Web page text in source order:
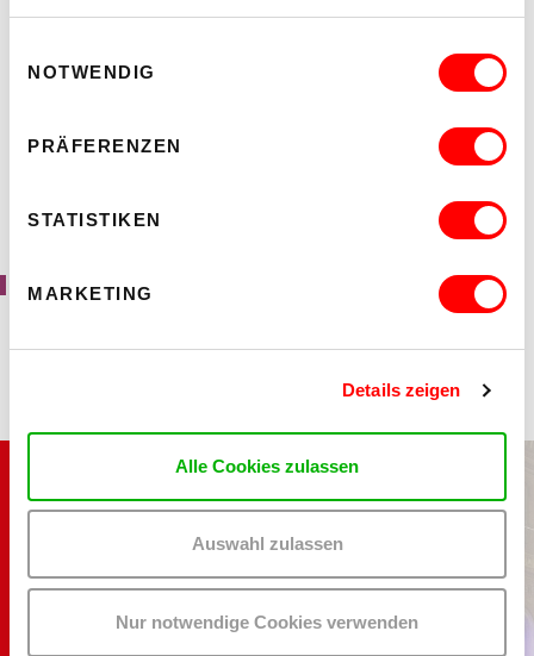
NOTWENDIG
PRÄFERENZEN
STATISTIKEN
MARKETING
Details zeigen
Alle Cookies zulassen
Auswahl zulassen
Nur notwendige Cookies verwenden
PLACE
GATE
B
PERMANENT PRODUKTIV
Wednesday, 30.6.04 and , 21.7.04, 19 pm
GTC
PRIVACY
FAQ